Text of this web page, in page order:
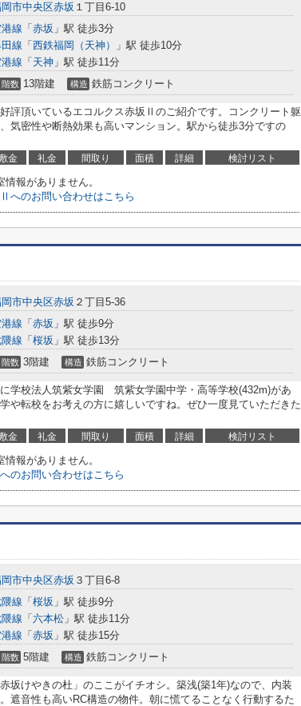
市中央区赤坂 １丁目6-10
線 「 赤坂 」駅 徒歩3分
線 「 西鉄福岡（天神）
」駅 徒歩10分
線 「 天神 」駅 徒歩11分
階数 13階建 構造 鉄筋コンクリート
評頂いているエコルクス赤坂Ⅱのご紹介です。コンクリート躯
気密性や断熱効果も高いマンション。駅から徒歩3分ですの
金 礼金 間取り 面積 詳細 検討リスト
情報がありません。
へのお問い合わせはこちら
市中央区赤坂 ２丁目5-36
線 「 赤坂 」駅 徒歩9分
線 「 桜坂 」駅 徒歩13分
階数 3階建 構造 鉄筋コンクリート
学校法人筑紫女学園 筑紫女学園中学・高等学校(432m)があ
や転校をお考えの方に嬉しいですね。ぜひ一度見ていただきた
金 礼金 間取り 面積 詳細 検討リスト
情報がありません。
のお問い合わせはこちら
市中央区赤坂 ３丁目6-8
線 「 桜坂 」駅 徒歩9分
線 「 六本松 」駅 徒歩11分
線 「 赤坂 」駅 徒歩15分
階数 5階建 構造 鉄筋コンクリート
赤坂けやきの杜」のここがイチオシ。築浅(築1年)なので、内装
遮音性も高いRC構造の物件。朝に慌てることなく行動するた